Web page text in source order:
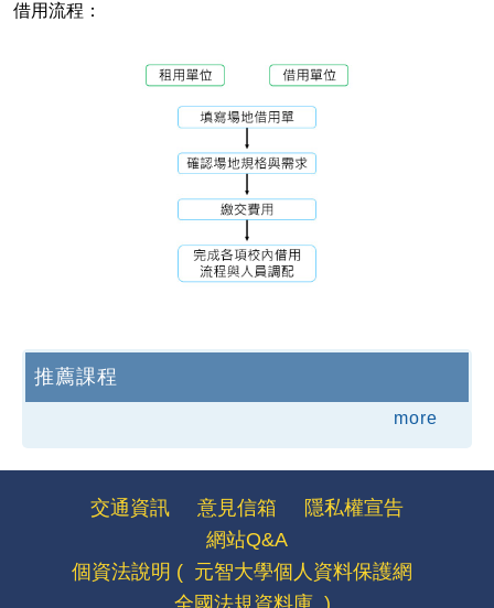
借用流程：
推薦課程
more
交通資訊 意見信箱
隱私權宣告
網站Q&A
個資法說明 ( 元智大學個人資料保護網
全國法規資料庫 )